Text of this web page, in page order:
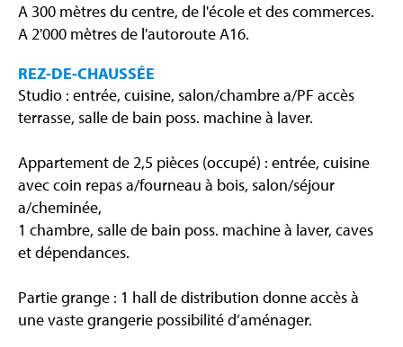
A 300 mètres du centre, de l'école et des commerces.
A 2'000 mètres de l'autoroute A16.
REZ-DE-CHAUSSÉE
Studio : entrée, cuisine, salon/chambre a/PF accès
terrasse, salle de bain poss. machine à laver.
Appartement de 2,5 pièces (occupé) : entrée, cuisine
avec coin repas a/fourneau à bois, salon/séjour
a/cheminée,
1 chambre, salle de bain poss. machine à laver, caves
et dépendances.
Partie grange : 1 hall de distribution donne accès à
une vaste grangerie possibilité d’aménager.